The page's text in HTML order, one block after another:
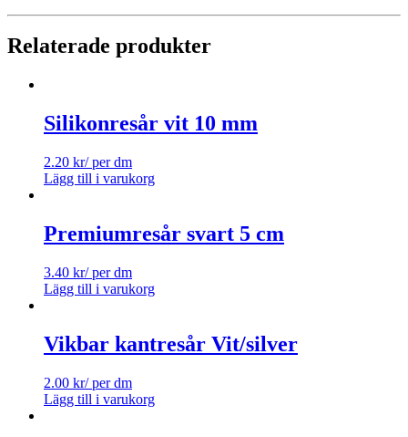
Relaterade produkter
Silikonresår vit 10 mm
2.20 kr/ per dm
Lägg till i varukorg
Premiumresår svart 5 cm
3.40 kr/ per dm
Lägg till i varukorg
Vikbar kantresår Vit/silver
2.00 kr/ per dm
Lägg till i varukorg